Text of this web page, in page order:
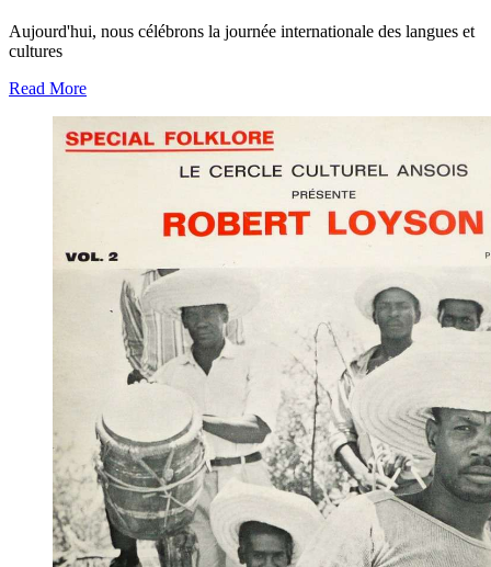
Aujourd'hui, nous célébrons la journée internationale des langues et
cultures
Read More